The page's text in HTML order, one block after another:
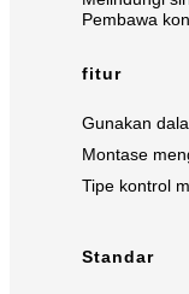
Pembawa
fitur
Gunakan
Montase
Tipe kontrol
Standar